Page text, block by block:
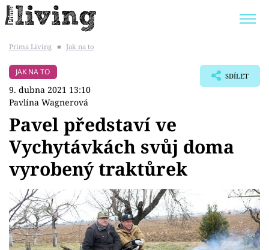
BYDLENÍ SLAVNÝCH
Témata
Bydlení
Zahrada
Design
Prima Living ■ Jak na to
JAK NA TO
9. dubna 2021 13:10
Pavlína Wagnerová
SDÍLET
Pavel představí ve
Vychytávkách svůj doma
vyrobený traktůrek